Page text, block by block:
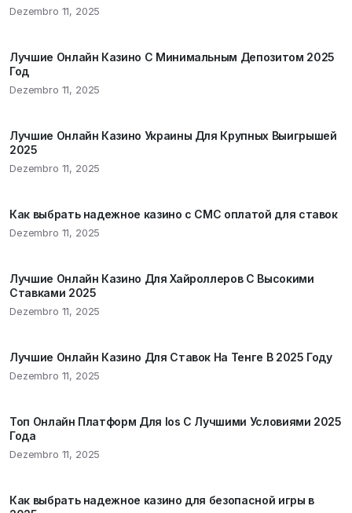
Dezembro 11, 2025
Лучшие Онлайн Казино С Минимальным Депозитом 2025
Год
Dezembro 11, 2025
Лучшие Онлайн Казино Украины Для Крупных Выигрышей
2025
Dezembro 11, 2025
Как выбрать надежное казино с СМС оплатой для ставок
Dezembro 11, 2025
Лучшие Онлайн Казино Для Хайроллеров С Высокими
Ставками 2025
Dezembro 11, 2025
Лучшие Онлайн Казино Для Ставок На Тенге В 2025 Году
Dezembro 11, 2025
Топ Онлайн Платформ Для Ios С Лучшими Условиями 2025
Года
Dezembro 11, 2025
Как выбрать надежное казино для безопасной игры в